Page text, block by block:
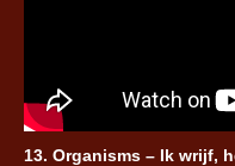
13. Organisms – Ik wrijf,